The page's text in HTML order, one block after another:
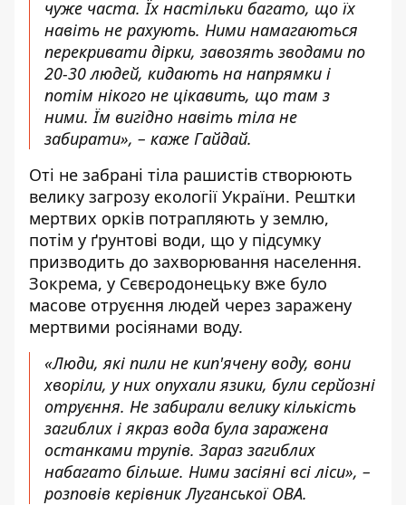
чуже часта. Їх настільки багато, що їх
навіть не рахують. Ними намагаються
перекривати дірки, завозять зводами по
20-30 людей, кидають на напрямки і
потім нікого не цікавить, що там з
ними. Їм вигідно навіть тіла не
забирати», – каже Гайдай.
Оті не забрані тіла рашистів створюють
велику загрозу екології України. Рештки
мертвих орків потрапляють у землю,
потім у ґрунтові води, що у підсумку
призводить до захворювання населення.
Зокрема, у Сєвєродонецьку вже було
масове отруєння людей через заражену
мертвими росіянами воду.
«Люди, які пили не кип'ячену воду, вони
хворіли, у них опухали язики, були серйозні
отруєння. Не забирали велику кількість
загиблих і якраз вода була заражена
останками трупів. Зараз загиблих
набагато більше. Ними засіяні всі ліси», –
розповів керівник Луганської ОВА.